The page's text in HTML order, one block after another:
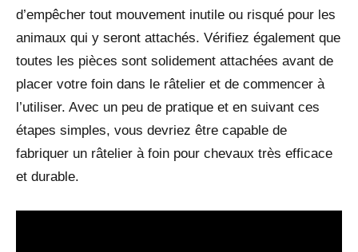
d’empêcher tout mouvement inutile ou risqué pour les
animaux qui y seront attachés. Vérifiez également que
toutes les pièces sont solidement attachées avant de
placer votre foin dans le râtelier et de commencer à
l’utiliser. Avec un peu de pratique et en suivant ces
étapes simples, vous devriez être capable de
fabriquer un râtelier à foin pour chevaux très efficace
et durable.